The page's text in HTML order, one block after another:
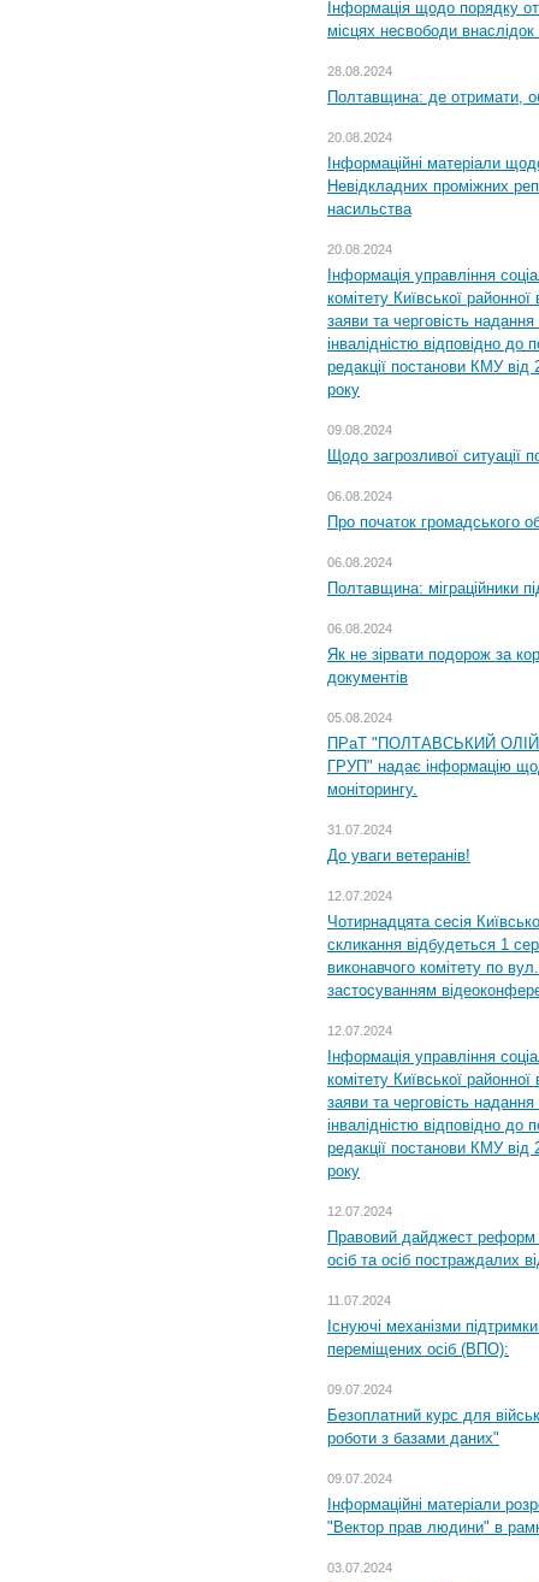
Інформація щодо порядку
місцях несвободи внаслідок
28.08.2024
Полтавщина: де отримати,
20.08.2024
Інформаційні матеріали
Невідкладних проміжних
насильства
20.08.2024
Інформація управління
комітету Київської
заяви та черговість надання
інвалідністю відповідно
редакції постанови КМУ
року
09.08.2024
Щодо загрозливої ситуації
06.08.2024
Про початок громадського
06.08.2024
Полтавщина: міграційники
06.08.2024
Як не зірвати подорож за
документів
05.08.2024
ПРаТ "ПОЛТАВСЬКИЙ
ГРУП" надає інформацію
моніторингу.
31.07.2024
До уваги ветеранів!
12.07.2024
Чотирнадцята сесія
скликання відбудеться 1
виконавчого комітету по
застосуванням
12.07.2024
Інформація управління
комітету Київської
заяви та черговість надання
інвалідністю відповідно
редакції постанови КМУ
року
12.07.2024
Правовий дайджест реформ
осіб та осіб постраждалих
11.07.2024
Існуючі механізми
переміщених осіб (ВПО):
09.07.2024
Безоплатний курс для
роботи з базами даних"
09.07.2024
Інформаційні матеріали
"Вектор прав людини" в
03.07.2024